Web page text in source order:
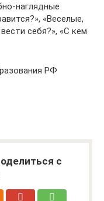
наглядные
«Веселые,
себя?», «С кем
РФ
с